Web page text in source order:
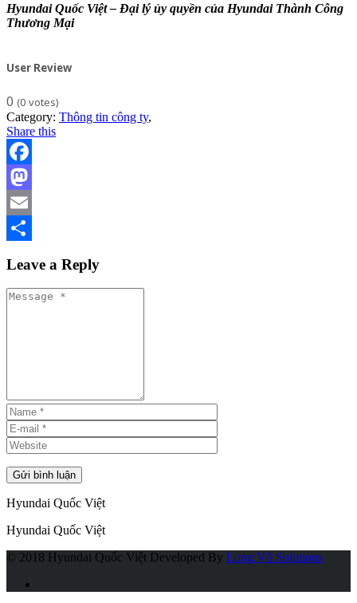
Hyundai Quốc Việt – Đại lý ủy quyền của Hyundai Thành Công
Thương Mại
User Review
0 (0 votes)
Category: Thông tin công ty,
Share this
Facebook
Mastodon
Email
Leave a Reply
Hyundai Quốc Việt
Hyundai Quốc Việt
© 2018 Hyundai Quốc Việt Developed By Long Vũ Solutions